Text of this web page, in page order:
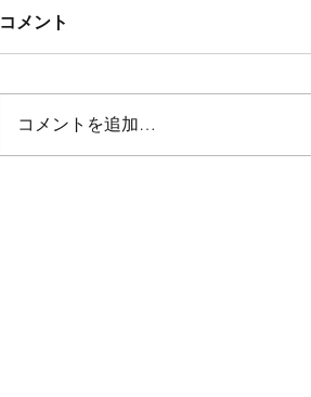
コメント
コメントを追加…